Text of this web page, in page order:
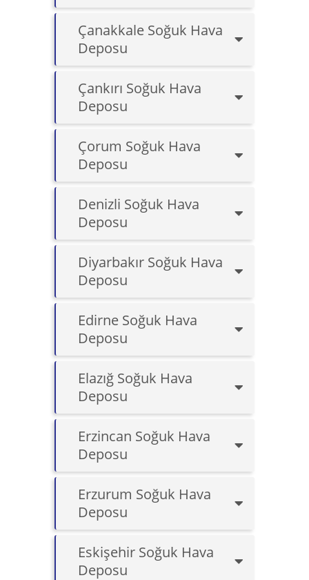
Çanakkale Soğuk Hava
Deposu
Çankırı Soğuk Hava
Deposu
Çorum Soğuk Hava
Deposu
Denizli Soğuk Hava
Deposu
Diyarbakır Soğuk Hava
Deposu
Edirne Soğuk Hava
Deposu
Elazığ Soğuk Hava
Deposu
Erzincan Soğuk Hava
Deposu
Erzurum Soğuk Hava
Deposu
Eskişehir Soğuk Hava
Deposu